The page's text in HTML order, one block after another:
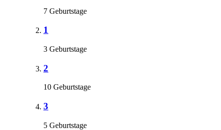
7 Geburtstage
1
3 Geburtstage
2
10 Geburtstage
3
5 Geburtstage